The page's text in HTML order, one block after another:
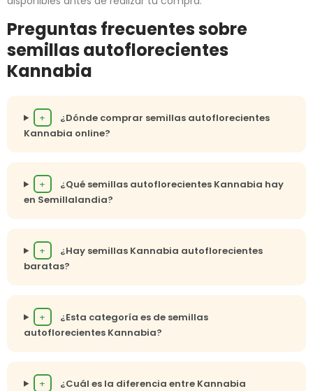
Preguntas frecuentes sobre
semillas autoflorecientes
Kannabia
+
¿Dónde comprar semillas autoflorecientes
Kannabia online?
+
¿Qué semillas autoflorecientes Kannabia hay
en Semillalandia?
+
¿Hay semillas Kannabia autoflorecientes
baratas?
+
¿Esta categoría es de semillas
autoflorecientes Kannabia?
+
¿Cuál es la diferencia entre Kannabia